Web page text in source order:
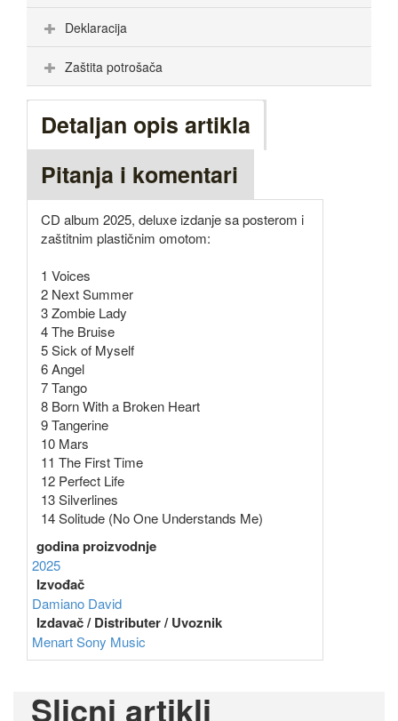
Deklaracija
Zaštita potrošača
Detaljan opis artikla
Pitanja i komentari
CD album 2025, deluxe izdanje sa posterom i
zaštitnim plastičnim omotom:
1 Voices
2 Next Summer
3 Zombie Lady
4 The Bruise
5 Sick of Myself
6 Angel
7 Tango
8 Born With a Broken Heart
9 Tangerine
10 Mars
11 The First Time
12 Perfect Life
13 Silverlines
14 Solitude (No One Understands Me)
godina proizvodnje
2025
Izvođač
Damiano David
Izdavač / Distributer / Uvoznik
MenartSony Music
Slicni artikli